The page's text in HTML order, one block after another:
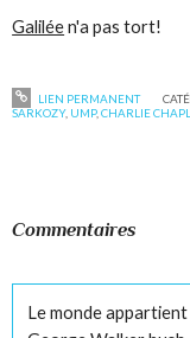
Galiléen'a pas tort!
LIEN PERMANENT
SARKOZY, UMP,CHARLIE
Commentaires
Le monde